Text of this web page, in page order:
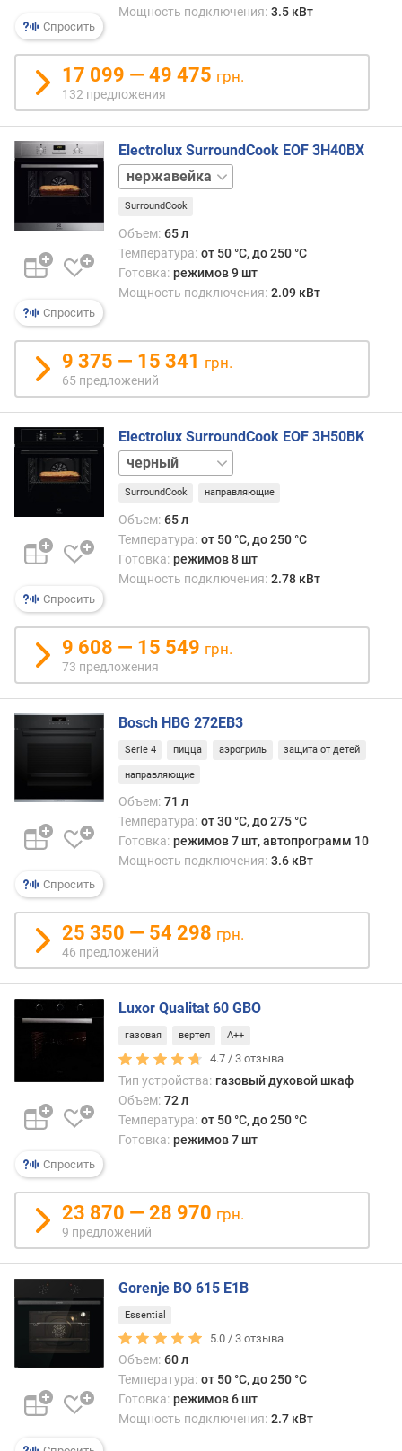
о
г
и
х
к
д
ш
е
в
м
п
о
т
з
ы
в
а
м
п
о
д
е
д
б
л
н
и
я
п
о
л
ч
е
т
п
р
е
ж
е
и
б
ъ
е
м
л
)
в
с
Спросить
Мощность подключения: 3.5 кВт
17 099 — 49 475 грн.
132 предложения
Спросить
Electrolux SurroundCook EOF 3H40BX
белый
черный
SurroundCook
Объем: 65 л
Температура: от 50 °C, до 250 °C
Готовка: режимов 9 шт
Мощность подключения: 2.09 кВт
9 375 — 15 341 грн.
65 предложений
Спросить
Electrolux SurroundCook EOF 3H50BK
нержавейка
SurroundCook направляющие
Объем: 65 л
Температура: от 50 °C, до 250 °C
Готовка: режимов 8 шт
Мощность подключения: 2.78 кВт
9 608 — 15 549 грн.
73 предложения
Спросить
Bosch HBG 272EB3
Serie 4 пицца аэрогриль защита от детей
направляющие
Объем: 71 л
Температура: от 30 °C, до 275 °C
Готовка: режимов 7 шт, автопрограмм 10
Мощность подключения: 3.6 кВт
25 350 — 54 298 грн.
46 предложений
Спросить
Luxor Qualitat 60 GBO
газовая вертел A++
4.7 /3 отзыва
Тип устройства: газовый духовой шкаф
Объем: 72 л
Температура: от 50 °C, до 250 °C
Готовка: режимов 7 шт
23 870 — 28 970 грн.
9 предложений
Gorenje BO 615 E1B
Essential
5.0 /3 отзыва
Объем: 60 л
Температура: от 50 °C, до 250 °C
Готовка: режимов 6 шт
Мощность подключения: 2.7 кВт